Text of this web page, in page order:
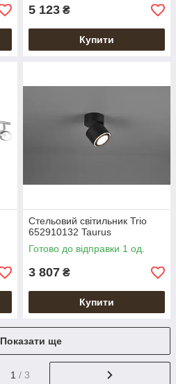
5 123 ₴
Купити
Стельовий світильник Trio
652910132 Taurus
Готово до відправки 1 од.
3 807 ₴
Купити
Показати ще
1 / 3